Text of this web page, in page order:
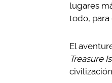
lugares
todo, para
El
Treasure